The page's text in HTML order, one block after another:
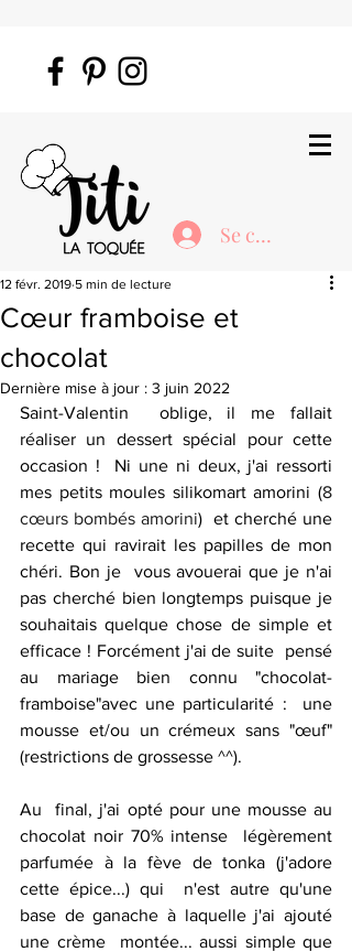
Se connecter
Cœur framboise et
chocolat
12 févr. 2019 5 min de lecture
Dernière mise à jour : 3 juin 2022
Saint-Valentin  oblige, il me fallait
réaliser un dessert spécial pour cette
occasion !  Ni une ni deux, j'ai ressorti
mes petits moules silikomart amorini (8
cœurs bombés amorini)  et cherché une
recette qui ravirait les papilles de mon
chéri. Bon je  vous avouerai que je n'ai
pas cherché bien longtemps puisque je
souhaitais quelque chose de simple et
efficace ! Forcément j'ai de suite  pensé
au mariage bien connu "chocolat-
framboise"avec une particularité :  une
mousse et/ou un crémeux sans "œuf"
(restrictions de grossesse ^^).
Au  final, j'ai opté pour une mousse au
chocolat noir 70% intense  légèrement
parfumée à la fève de tonka (j'adore
cette épice...) qui  n'est autre qu'une
base de ganache à laquelle j'ai ajouté
une crème  montée... aussi simple que